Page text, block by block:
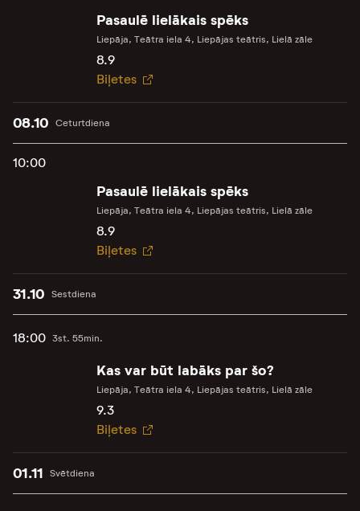
Pasaulē lielākais spēks
Liepāja, Teātra iela 4, Liepājas teātris, Lielā zāle
8.9
Biļetes
Ceturtdiena
08.10
10:00
Pasaulē lielākais spēks
Liepāja, Teātra iela 4, Liepājas teātris, Lielā zāle
8.9
Biļetes
Sestdiena
31.10
18:00 3st. 55min.
Kas var būt labāks par šo?
Liepāja, Teātra iela 4, Liepājas teātris, Lielā zāle
9.3
Biļetes
Svētdiena
01.11